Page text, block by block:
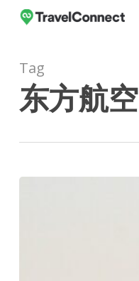
Skip
content
Tag
东方航空